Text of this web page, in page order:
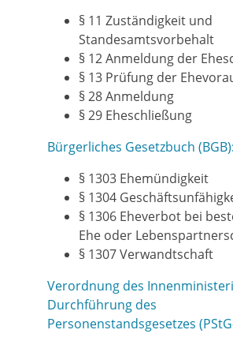
§ 11 Zuständigkeit und
Standesamtsvorbehalt
§ 12 Anmeldung der
§ 13 Prüfung der
§ 28 Anmeldung
§ 29 Eheschließung
Bürgerliches Gesetzbuch (BGB):
§ 1303 Ehemündigkeit
§ 1304
§ 1306 Eheverbot bei
Ehe oder
§ 1307 Verwandtschaft
Verordnung des
Durchführung des
Personenstandsgesetzes